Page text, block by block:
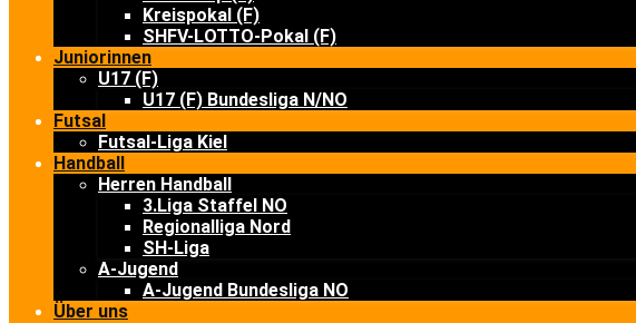
Kreispokal (F)
SHFV-LOTTO-Pokal (F)
Juniorinnen
U17 (F)
U17 (F) Bundesliga N/NO
Futsal
Futsal-Liga Kiel
Handball
Herren Handball
3.Liga Staffel NO
Regionalliga Nord
SH-Liga
A-Jugend
A-Jugend Bundesliga NO
Über uns